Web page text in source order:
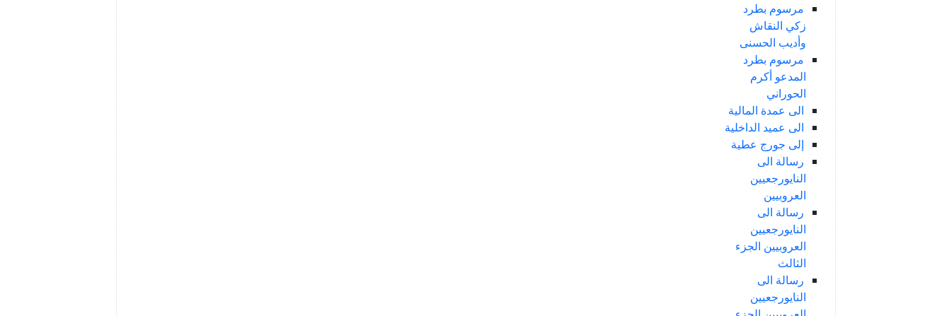
مرسوم بطرد
زكي النقاش
وأديب الحسنى
مرسوم بطرد
المدعو أكرم
الحوراني
الى عمدة المالية
الى عميد الداخلية
إلى جورج عطية
رسالة الى
النايورجعيين
العروبيين
رسالة الى
النايورجعيين
العروبيين الجزء
الثالث
رسالة الى
النايورجعيين